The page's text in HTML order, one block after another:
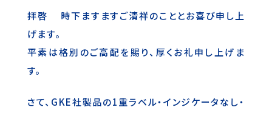
拝啓 時下ますますご清祥のこととお喜び申し上
げます。
平素は格別のご高配を賜り、厚くお礼申し上げま
す。
さて、GKE社製品の1重ラベル・インジケータなし・